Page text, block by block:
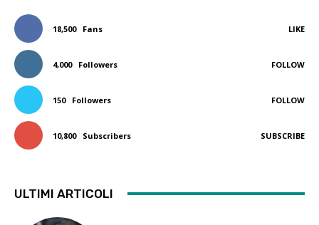
18,500 Fans LIKE
4,000 Followers FOLLOW
150 Followers FOLLOW
10,800 Subscribers SUBSCRIBE
ULTIMI ARTICOLI